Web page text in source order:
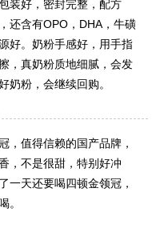
装好，密封完整，配方
还含有OPO，DHA，牛磺
好。奶粉手感好，用手指
，真奶粉质地细腻，会发
奶粉，会继续回购。
，值得信赖的国产品牌，
，不是很甜，特别好冲
一天还要喝四顿金领冠，
。